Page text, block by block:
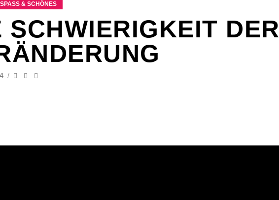
SPASS & SCHÖNES
SCHWIERIGKEIT DER